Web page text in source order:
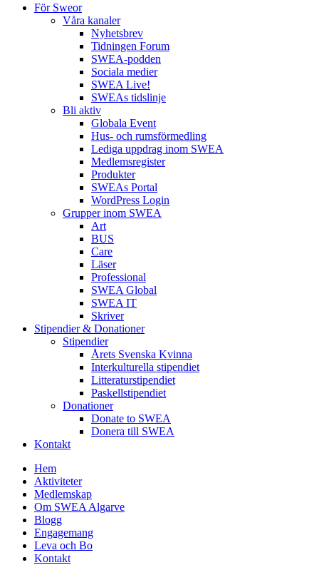
För Sweor
Våra kanaler
Nyhetsbrev
Tidningen Forum
SWEA-podden
Sociala medier
SWEA Live!
SWEAs tidslinje
Bli aktiv
Globala Event
Hus- och rumsförmedling
Lediga uppdrag inom SWEA
Medlemsregister
Produkter
SWEAs Portal
WordPress Login
Grupper inom SWEA
Art
BUS
Care
Läser
Professional
SWEA Global
SWEA IT
Skriver
Stipendier & Donationer
Stipendier
Årets Svenska Kvinna
Interkulturella stipendiet
Litteraturstipendiet
Paskellstipendiet
Donationer
Donate to SWEA
Donera till SWEA
Kontakt
Hem
Aktiviteter
Medlemskap
Om SWEA Algarve
Blogg
Engagemang
Leva och Bo
Kontakt